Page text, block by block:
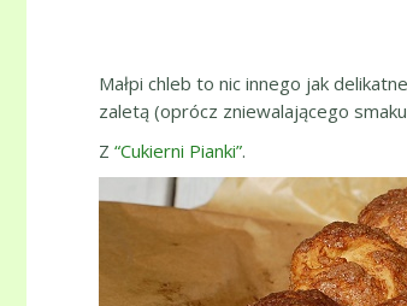
Małpi chleb to nic innego jak
zaletą (oprócz zniewalającego
Z “Cukierni Pianki”.